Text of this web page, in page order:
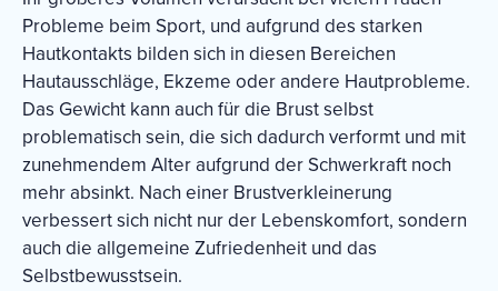
Probleme beim Sport, und aufgrund des starken
Hautkontakts bilden sich in diesen Bereichen
Hautausschläge, Ekzeme oder andere Hautprobleme.
Das Gewicht kann auch für die Brust selbst
problematisch sein, die sich dadurch verformt und mit
zunehmendem Alter aufgrund der Schwerkraft noch
mehr absinkt. Nach einer Brustverkleinerung
verbessert sich nicht nur der Lebenskomfort, sondern
auch die allgemeine Zufriedenheit und das
Selbstbewusstsein.